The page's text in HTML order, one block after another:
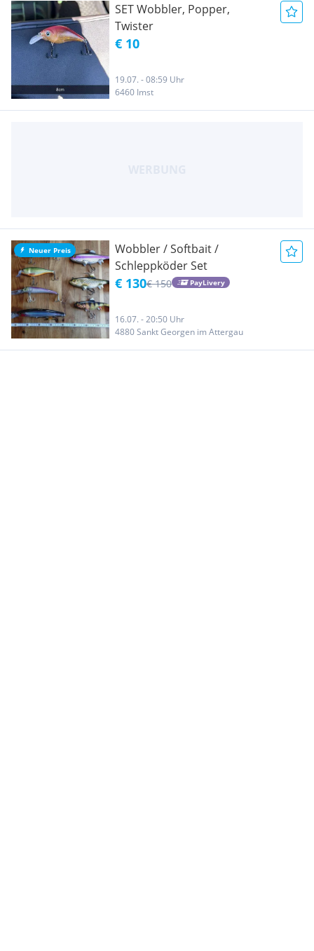
SET Wobbler, Popper,
Twister
€ 10
19.07. - 08:59 Uhr
6460 Imst
Neuer Preis
Wobbler / Softbait /
Schleppköder Set
€ 130€ 150 PayLivery
16.07. - 20:50 Uhr
4880 Sankt Georgen im Attergau